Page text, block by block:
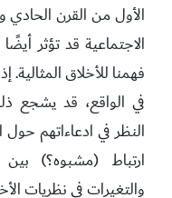
الأول من القرن الحادي
الاجتماعية قد تؤثر
فهمنا للأخلاق
في الواقع، قد يشجع
النظر في ادعاءاتهم حول
ارتباط (مشبوه؟) بين
والتغيرات في نظريات